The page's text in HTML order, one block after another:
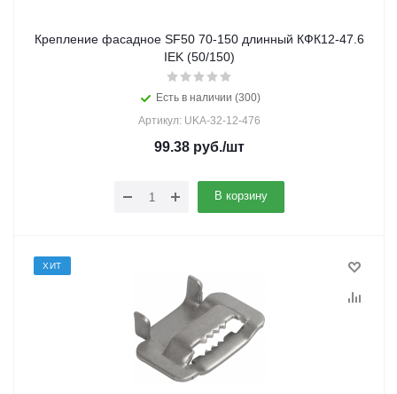
Крепление фасадное SF50 70-150 длинный КФК12-47.6
IEK (50/150)
Есть в наличии (300)
Артикул: UKA-32-12-476
99.38 руб./шт
В корзину
ХИТ